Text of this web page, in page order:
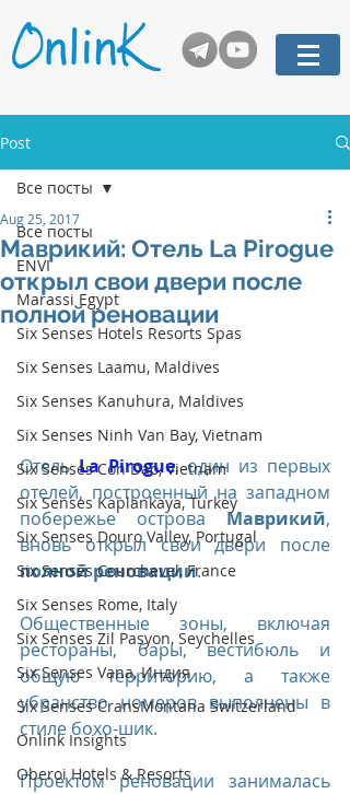
Post
Все посты
ENVI
Marassi Egypt
Six Senses Hotels Resorts Spas
Six Senses Laamu, Maldives
Six Senses Kanuhura, Maldives
Six Senses Ninh Van Bay, Vietnam
Six Senses Con Dao, Vietnam
Six Senses Kaplankaya, Turkey
Six Senses Douro Valley, Portugal
Six Senses Courchevel, France
Six Senses Rome, Italy
Six Senses Zil Pasyon, Seychelles
Six Senses Vana, Индия
Six Senses CransMontana Switzerland
Onlink Insights
Oberoi Hotels & Resorts
Все посты
Маврикий: Отель La Pirogue
открыл свои двери после
полной реновации
Aug 25, 2017
Отель La Pirogue, один из первых
отелей, построенный на западном
побережье острова Маврикий,
полной реновации.
Общественные зоны, включая
рестораны, бары, вестибюль и
общую территорию, а также
убранство номеров выполнены в
стиле бохо-шик.
Проектом реновации занималась